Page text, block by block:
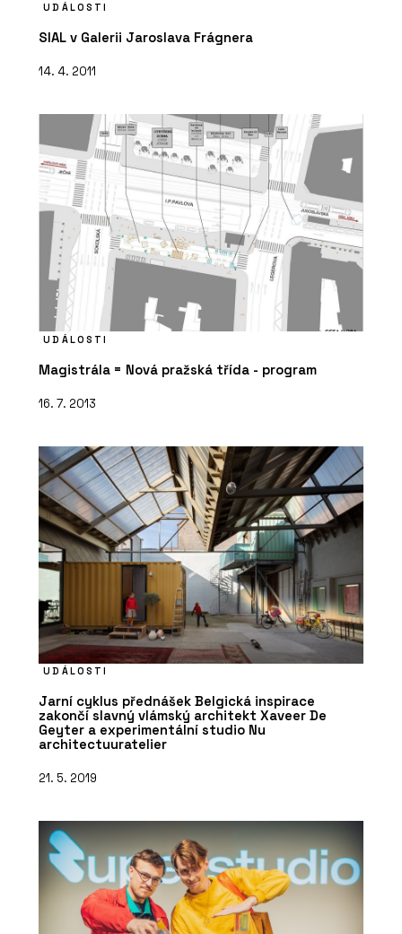
UDÁLOSTI
SIAL v Galerii Jaroslava Frágnera
14. 4. 2011
UDÁLOSTI
Magistrála = Nová pražská třída - program
16. 7. 2013
UDÁLOSTI
Jarní cyklus přednášek Belgická inspirace
zakončí slavný vlámský architekt Xaveer De
Geyter a experimentální studio Nu
architectuuratelier
21. 5. 2019